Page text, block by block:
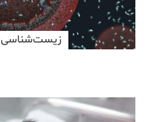
زیست‌شناسی